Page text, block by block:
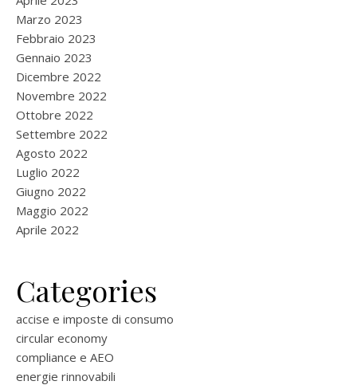
Marzo 2023
Febbraio 2023
Gennaio 2023
Dicembre 2022
Novembre 2022
Ottobre 2022
Settembre 2022
Agosto 2022
Luglio 2022
Giugno 2022
Maggio 2022
Aprile 2022
Categories
accise e imposte di consumo
circular economy
compliance e AEO
energie rinnovabili